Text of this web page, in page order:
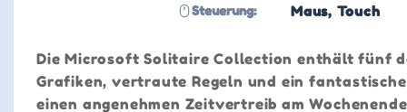
Steuerung: Maus, Touch
Die Microsoft Solitaire Collection enthält fünf
Grafiken, vertraute Regeln und ein
einen angenehmen Zeitvertreib am